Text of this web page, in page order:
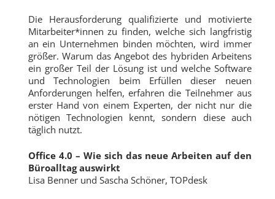
Die Herausforderung qualifizierte und motivierte
Mitarbeiter*innen zu finden, welche sich langfristig
an ein Unternehmen binden möchten, wird immer
größer. Warum das Angebot des hybriden Arbeitens
ein großer Teil der Lösung ist und welche Software
und Technologien beim Erfüllen dieser neuen
Anforderungen helfen, erfahren die Teilnehmer aus
erster Hand von einem Experten, der nicht nur die
nötigen Technologien kennt, sondern diese auch
täglich nutzt.
Office 4.0 – Wie sich das neue Arbeiten auf den
Büroalltag auswirkt
Lisa Benner und Sascha Schöner, TOPdesk